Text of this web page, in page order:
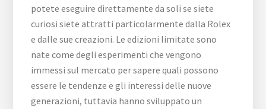
potete eseguire direttamente da soli se siete
curiosi siete attratti particolarmente dalla Rolex
e dalle sue creazioni. Le edizioni limitate sono
nate come degli esperimenti che vengono
immessi sul mercato per sapere quali possono
essere le tendenze e gli interessi delle nuove
generazioni, tuttavia hanno sviluppato un